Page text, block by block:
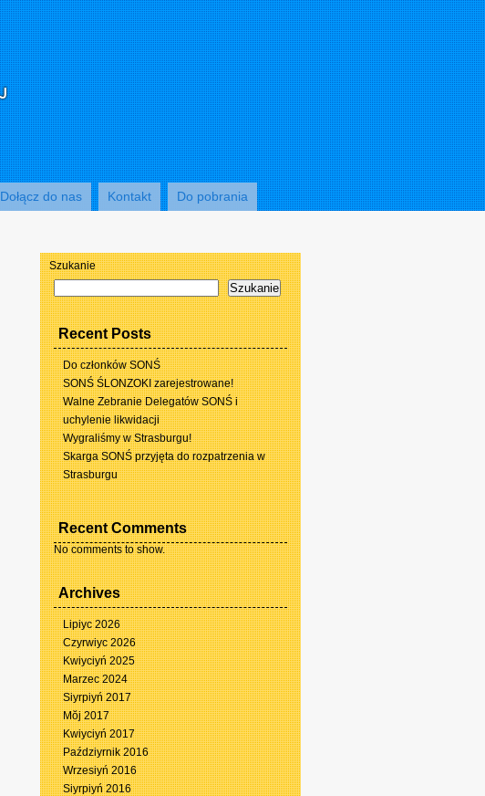
Dołącz do nas Kontakt Do pobrania
Szukanie
Szukanie
Recent Posts
Do członków SONŚ
SONŚ ŚLONZOKI zarejestrowane!
Walne Zebranie Delegatów SONŚ i
uchylenie likwidacji
Wygraliśmy w Strasburgu!
Skarga SONŚ przyjęta do rozpatrzenia w
Strasburgu
Recent Comments
No comments to show.
Archives
Lipiyc 2026
Czyrwiyc 2026
Kwiyciyń 2025
Marzec 2024
Siyrpiyń 2017
Mŏj 2017
Kwiyciyń 2017
Paździyrnik 2016
Wrzesiyń 2016
Siyrpiyń 2016